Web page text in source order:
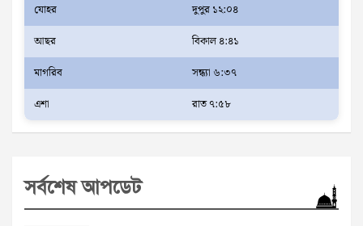
যোহর
দুপুর ১২:০৪
আছর
বিকাল ৪:৪১
মাগরিব
সন্ধ্যা ৬:৩৭
এশা
রাত ৭:৫৮
সর্বশেষ আপডেট